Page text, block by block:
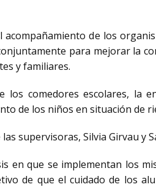
de los
para mejorar la
y familiares.
los comedores escolares,
de los niños en situación
supervisoras, Silvia Girvau y
en que se implementan los
de que el cuidado de los